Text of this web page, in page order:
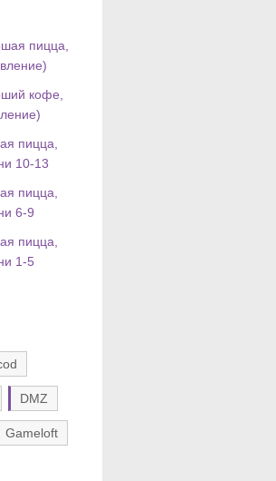
пицца,
кофе,
пицца,
10-13
пицца,
6-9
пицца,
1-5
DMZ
Gameloft